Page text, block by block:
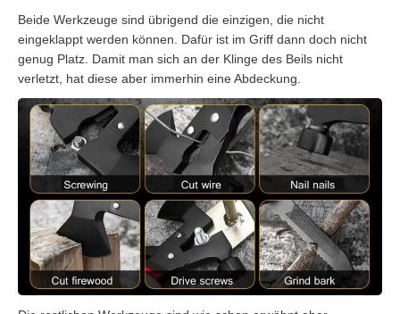
Beide Werkzeuge sind übrigend die einzigen, die nicht
eingeklappt werden können. Dafür ist im Griff dann doch nicht
genug Platz. Damit man sich an der Klinge des Beils nicht
verletzt, hat diese aber immerhin eine Abdeckung.